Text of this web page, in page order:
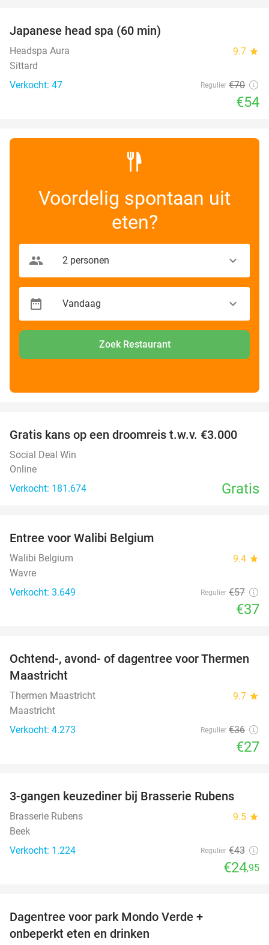
Japanese head spa (60 min)
Headspa Aura 9.7 star
Sittard
Verkocht: 47
Regulier €70
€54
Voordelig spontaan uit
eten?
Zoek Restaurant
Gratis kans op een droomreis t.w.v. €3.000
Social Deal Win
Online
Verkocht: 181.674
Gratis
Entree voor Walibi Belgium
Walibi Belgium 9.4 star
Wavre
Verkocht: 3.649
Regulier €57
€37
25%
Ochtend-, avond- of dagentree voor Thermen
Maastricht
Thermen Maastricht 9.7 star
Maastricht
Verkocht: 4.273
Regulier €36
€27
42%
3-gangen keuzediner bij Brasserie Rubens
Brasserie Rubens 9.5 star
Beek
Verkocht: 1.224
Regulier €43
€24,95
Dagentree voor park Mondo Verde +
onbeperkt eten en drinken